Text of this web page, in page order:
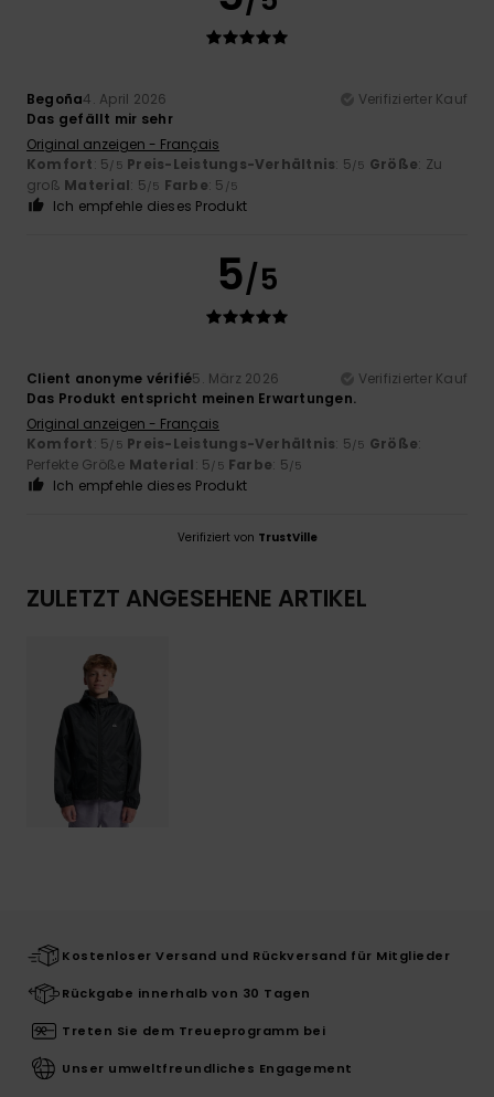
Begoña4. April 2026
Verifizierter Kauf
Das gefällt mir sehr
Original anzeigen - Français
Komfort: 5/5 Preis-Leistungs-Verhältnis: 5/5 Größe: Zu
groß Material: 5/5 Farbe: 5 /5
Ich empfehle dieses Produkt
5/5
Client anonyme vérifié5. März 2026
Verifizierter Kauf
Das Produkt entspricht meinen Erwartungen.
Original anzeigen - Français
Komfort: 5/5 Preis-Leistungs-Verhältnis: 5/5 Größe:
Perfekte Größe Material: 5/5 Farbe: 5/5
Ich empfehle dieses Produkt
Verifiziert von TrustVille
ZULETZT ANGESEHENE ARTIKEL
Kostenloser Versand und Rückversand für Mitglieder
Rückgabe innerhalb von 30 Tagen
Treten Sie dem Treueprogramm bei
Unser umweltfreundliches Engagement